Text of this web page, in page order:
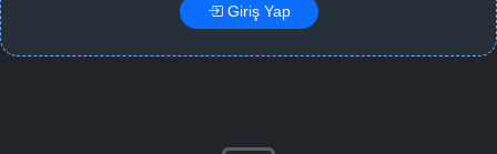
Giriş Yap